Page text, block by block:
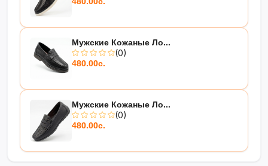
Мужские Кожаные Ло...
(0)
480.00с.
Мужские Кожаные Ло...
(0)
480.00с.